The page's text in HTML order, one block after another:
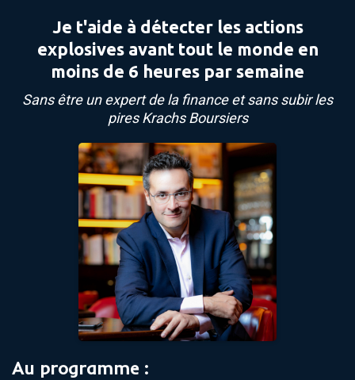
Je t'aide à détecter les actions
explosives avant tout le monde en
moins de 6 heures par semaine
Sans être un expert de la finance et sans subir les
pires Krachs Boursiers
Au programme :